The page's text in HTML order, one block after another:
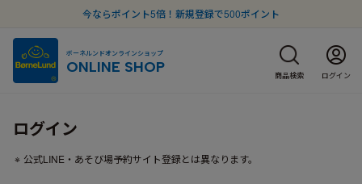
今ならポイント5倍！新規登録で500ポイント
ボーネルンドオンラインショップ
ONLINE SHOP 商品検索 ログイン
ログイン
公式LINE・あそび場予約サイト登録とは異なります。